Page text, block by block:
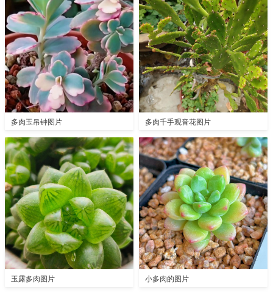
多肉玉吊钟图片 多肉千手观音花图片
玉露多肉图片 小多肉的图片